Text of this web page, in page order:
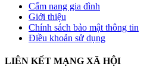
Cẩm nang gia đình
Giới thiệu
Chính sách bảo mật thông tin
Điều khoản sử dụng
LIÊN KẾT MẠNG XÃ HỘI